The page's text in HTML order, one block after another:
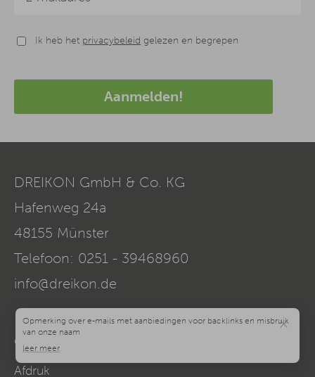
Ik heb het privacybeleid gelezen en begrepen
Aanmelden!
DREIKON GmbH & Co. KG
Hafenweg 24a
48155 Münster
Telefoon: 0251 - 39468960
info@dreikon.de
Gegevensbescherming
Afdruk
×